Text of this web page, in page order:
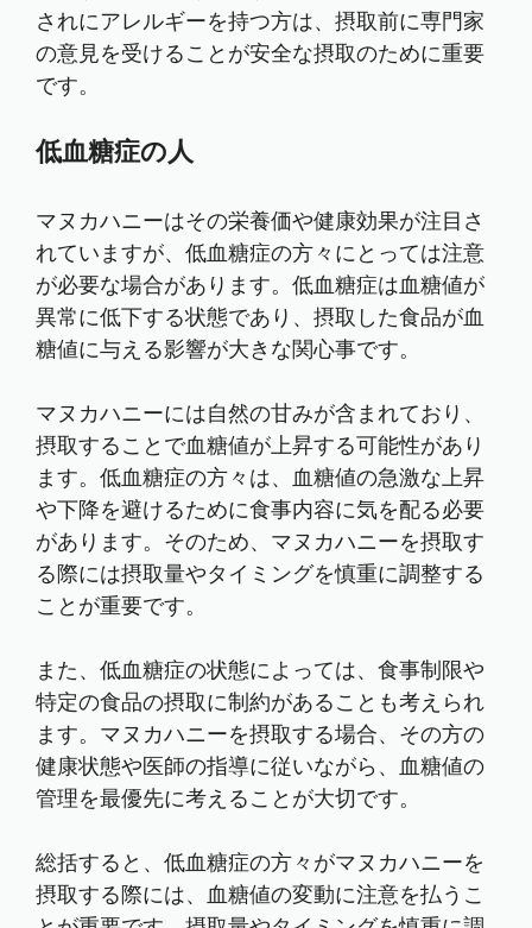
されにアレルギーを持つ方は、摂取前に専門家
の意見を受けることが安全な摂取のために重要
です。
低血糖症の人
マヌカハニーはその栄養価や健康効果が注目さ
れていますが、低血糖症の方々にとっては注意
が必要な場合があります。低血糖症は血糖値が
異常に低下する状態であり、摂取した食品が血
糖値に与える影響が大きな関心事です。
マヌカハニーには自然の甘みが含まれており、
摂取することで血糖値が上昇する可能性があり
ます。低血糖症の方々は、血糖値の急激な上昇
や下降を避けるために食事内容に気を配る必要
があります。そのため、マヌカハニーを摂取す
る際には摂取量やタイミングを慎重に調整する
ことが重要です。
また、低血糖症の状態によっては、食事制限や
特定の食品の摂取に制約があることも考えられ
ます。マヌカハニーを摂取する場合、その方の
健康状態や医師の指導に従いながら、血糖値の
管理を最優先に考えることが大切です。
総括すると、低血糖症の方々がマヌカハニーを
摂取する際には、血糖値の変動に注意を払うこ